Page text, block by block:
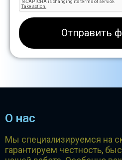
Отправить
О нас
Мы специализируемся на
гарантируем честность,